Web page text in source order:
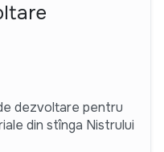
dezvoltare pentru
din stînga Nistrului